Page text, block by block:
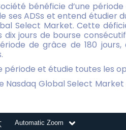
bénéficie d’une période
ses ADSs et entend
Select Market. Cette
dix jours de bourse
de grâce de 180 jours,
et étudie toutes les
Global Select